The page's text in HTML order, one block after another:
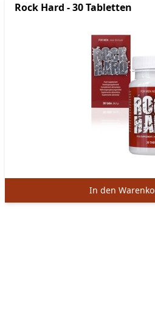
Rock Hard - 30 Tabletten
In den